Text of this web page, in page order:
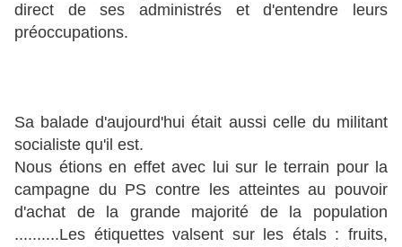
direct de ses administrés et d'entendre leurs
préoccupations.
Sa balade d'aujourd'hui était aussi celle du militant
socialiste qu'il est.
Nous étions en effet avec lui sur le terrain pour la
campagne du PS contre les atteintes au pouvoir
d'achat de la grande majorité de la population
..........Les étiquettes valsent sur les étals : fruits,